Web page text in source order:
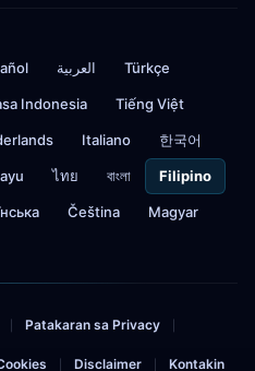
العربية Türkçe
Indonesia Tiếng Việt
Italiano 한국어
ไทย বাংলা Filipino
Čeština Magyar
Patakaran sa Privacy
Disclaimer Kontakin